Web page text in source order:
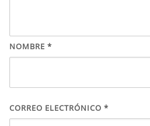
NOMBRE *
CORREO ELECTRÓNICO *